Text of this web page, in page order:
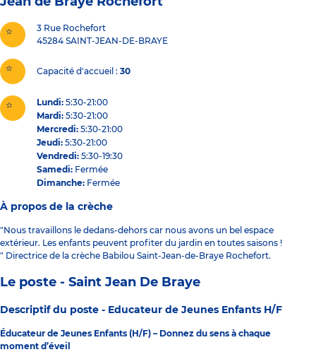
3 Rue Rochefort
45284 SAINT-JEAN-DE-BRAYE
Capacité d'accueil 30
Lundi: 5:30-21:00
Mardi: 5:30-21:00
Mercredi: 5:30-21:00
Jeudi: 5:30-21:00
Vendredi: 5:30-19:30
Samedi: Fermée
Dimanche: Fermée
À propos de la crèche
"Nous travaillons le dedans-dehors car nous avons un bel espace
extérieur. Les enfants peuvent profiter du jardin en toutes saisons !
" Directrice de la crèche Babilou Saint-Jean-de-Braye Rochefort.
Le poste - Saint Jean De Braye
Descriptif du poste - Educateur de Jeunes Enfants H/F
Éducateur de Jeunes Enfants (H/F) – Donnez du sens à chaque
moment d’éveil